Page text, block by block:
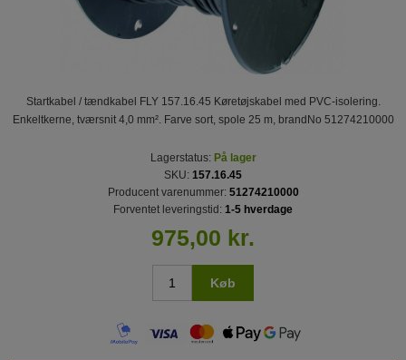
Startkabel / tændkabel FLY 157.16.45 Køretøjskabel med PVC-isolering.
Enkeltkerne, tværsnit 4,0 mm². Farve sort, spole 25 m, brandNo 51274210000
Lagerstatus: På lager
SKU: 157.16.45
Producent varenummer: 51274210000
Forventet leveringstid: 1-5 hverdage
975,00 kr.
Køb